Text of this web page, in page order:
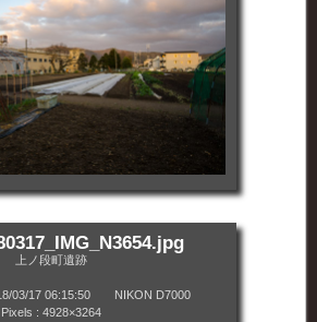
上ノ段町遺跡
17 06:15:50 NIKON D7000
Pixels : 4928×3264